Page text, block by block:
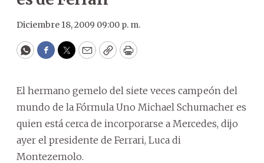
Diciembre 18, 2009 09:00 p. m.
WhatsApp
Facebook
Twitter
EmailCopyPrint
El hermano gemelo del siete veces campeón del
mundo de la Fórmula Uno Michael Schumacher es
quien está cerca de incorporarse a Mercedes, dijo
ayer el presidente de Ferrari, Luca di
Montezemolo.